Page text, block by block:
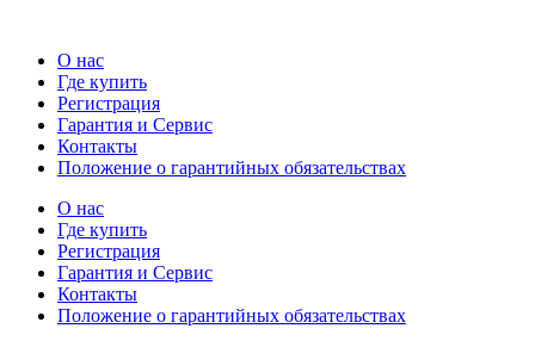
О нас
Где купить
Регистрация
Гарантия и Сервис
Контакты
Положение о гарантийных обязательствах
О нас
Где купить
Регистрация
Гарантия и Сервис
Контакты
Положение о гарантийных обязательствах